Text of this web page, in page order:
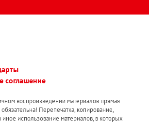
соглашение
воспроизведении материалов прямая
Перепечатка, копирование,
использование материалов, в которых